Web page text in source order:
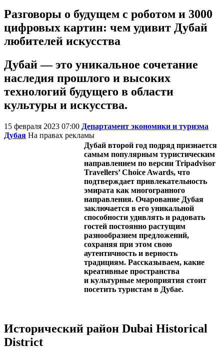
Разговоры о будущем с роботом и 3000
цифровых картин: чем удивит Дубай
любителей искусства
Дубай — это уникальное сочетание
наследия прошлого и высоких
технологий будущего в области
культуры и искусства.
15 февраля 2023 07:00 Департамент экономики и туризма
Дубая На правах рекламы
Дубай второй год подряд признается
самым популярным туристическим
направлением по версии Tripadvisor
Travellers’ Choice Awards, что
подтверждает привлекательность
эмирата как многогранного
направления. Очарование Дубая
заключается в его уникальной
способности удивлять и радовать
гостей постоянно растущим
разнообразием предложений,
сохраняя при этом свою
аутентичность и верность
традициям. Рассказываем, какие
креативные пространства
и культурные мероприятия стоит
посетить туристам в Дубае.
Исторический район Dubai Historical
District